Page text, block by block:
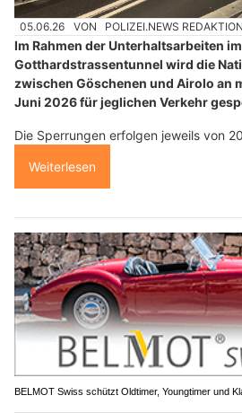
05.06.26 VON POLIZEI.NEWS REDAKTION
Im Rahmen der Unterhaltsarbeiten im
Gotthardstrassentunnel wird die
zwischen Göschenen und Airolo an
Juni 2026 für jeglichen Verkehr
Die Sperrungen erfolgen jeweils von
Weiterlesen
BELMOT Swiss schützt Oldtimer, Youngtimer und